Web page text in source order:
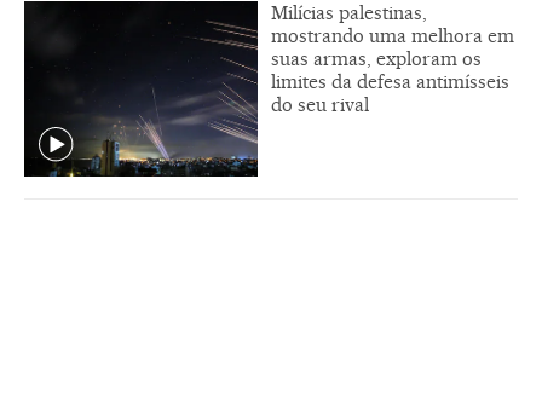
Milícias palestinas,
mostrando uma melhora em
suas armas, exploram os
limites da defesa antimísseis
do seu rival